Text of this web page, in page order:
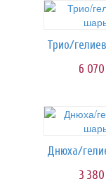
6 070
3 380